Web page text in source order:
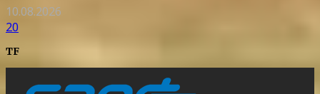
10.08.2026
20
TF